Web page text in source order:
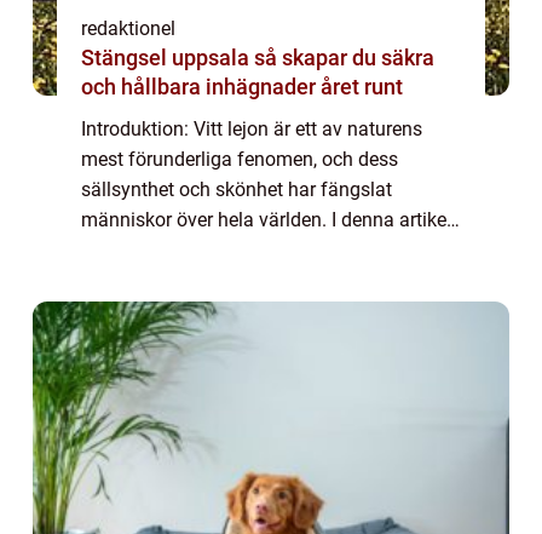
redaktionel
Stängsel uppsala så skapar du säkra
och hållbara inhägnader året runt
Introduktion: Vitt lejon är ett av naturens
mest förunderliga fenomen, och dess
sällsynthet och skönhet har fängslat
människor över hela världen. I denna artikel
egenska...